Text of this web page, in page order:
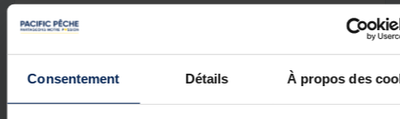
Consentement Détails À propos des
Vitesses : variateur
Système Digital Maximizer
Poignée télescopique 15 cm
Direction Manuelle